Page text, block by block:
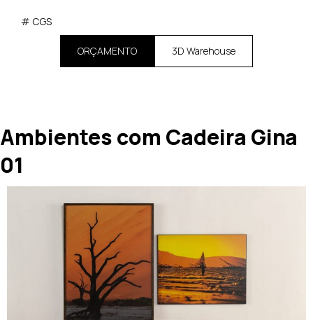
# CGS
ORÇAMENTO 3D Warehouse
Ambientes com Cadeira Gina
01